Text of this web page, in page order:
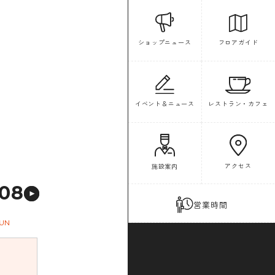
ショップニュース フロアガイド
イベント＆ニュース レストラン・カフェ
施設案内 アクセス
営業時間